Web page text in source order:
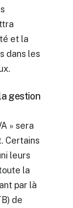
et la
dans les
gestion
» sera
Certains
leurs
la
par là
de